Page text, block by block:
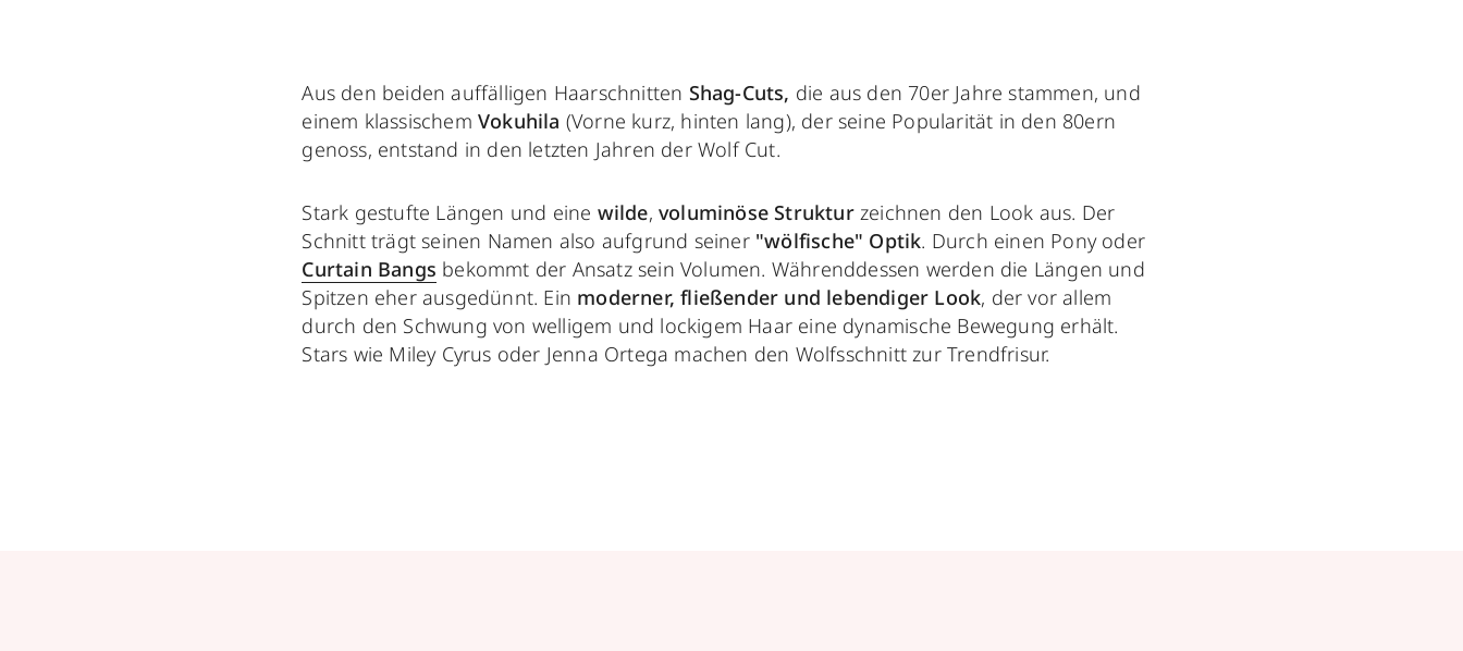
Aus den beiden auffälligen Haarschnitten Shag-Cuts, die aus den 70er Jahre stammen, und
einem klassischem Vokuhila (Vorne kurz, hinten lang), der seine Popularität in den 80ern
genoss, entstand in den letzten Jahren der Wolf Cut.
Stark gestufte Längen und eine wilde, voluminöse Struktur zeichnen den Look aus. Der
Schnitt trägt seinen Namen also aufgrund seiner "wölfische" Optik. Durch einen Pony oder
Curtain Bangs bekommt der Ansatz sein Volumen. Währenddessen werden die Längen und
Spitzen eher ausgedünnt. Ein moderner, fließender und lebendiger Look, der vor allem
durch den Schwung von welligem und lockigem Haar eine dynamische Bewegung erhält.
Stars wie Miley Cyrus oder Jenna Ortega machen den Wolfsschnitt zur Trendfrisur.